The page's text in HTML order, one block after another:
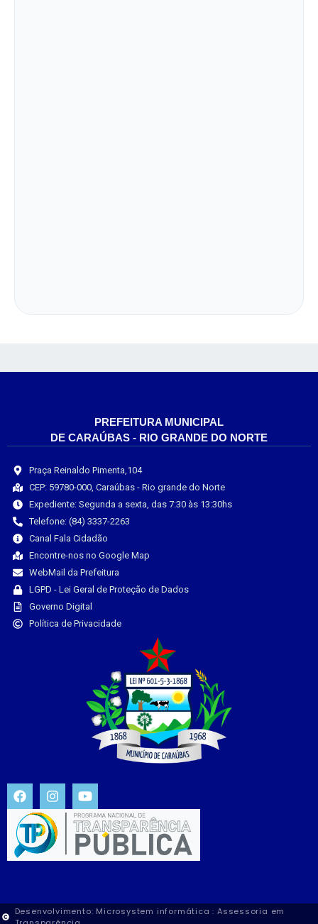
PREFEITURA MUNICIPAL
DE CARAÚBAS - RIO GRANDE DO NORTE
Praça Reinaldo Pimenta,104
CEP: 59780-000, Caraúbas - Rio grande do Norte
Expediente: Segunda a sexta, das 7:30 às 13:30hs
Telefone: (84) 3337-2263
Canal Fala Cidadão
Encontre-nos no Google Map
WebMail da Prefeitura
LGPD - Lei Geral de Proteção de Dados
Governo Digital
Política de Privacidade
Desenvolvimento: Microsystem informática : Assessoria em